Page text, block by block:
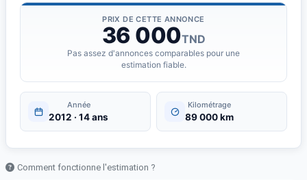
PRIX DE CETTE ANNONCE
36 000TND
Pas assez d'annonces comparables pour une
estimation fiable.
Année
2012 · 14 ans
Kilométrage
89 000 km
Comment fonctionne l'estimation ?